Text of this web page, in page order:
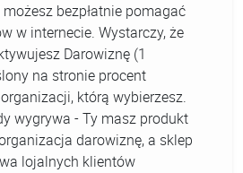
bezpłatnie pomagać
w internecie. Wystarczy, że
Darowiznę (1
na stronie procent
którą wybierzesz.
wygrywa - Ty masz produkt
darowiznę, a sklep
lojalnych klientów